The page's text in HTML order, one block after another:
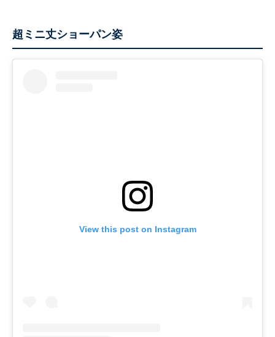
超ミニ丈ショーパン姿
View this post on Instagram